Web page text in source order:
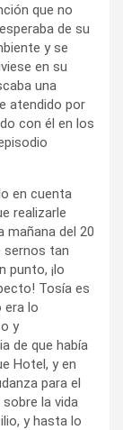
que no
de su
y se
en su
una
atendido por
con él en los
en cuenta
realizarle
mañana del 20
sernos tan
punto, ¡lo
Tosía es
era lo
y
de que había
Hotel, y en
para el
la vida
y hasta lo